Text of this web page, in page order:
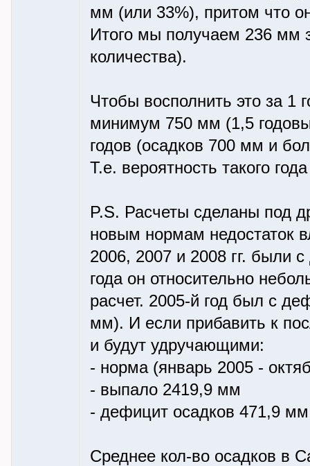
мм (или 33%), притом что
Итого мы получаем 236 мм
количества).
Чтобы восполнить это за 1
минимум 750 мм (1,5
годов (осадков 700 мм и
Т.е. вероятность такого
P.S. Расчеты сделаны под
новым нормам недостаток
2006, 2007 и 2008 гг. были
года он относительно
расчет. 2005-й год был с
мм). И если прибавить к
и будут удручающими:
- норма (январь 2005 -
- выпало 2419,9 мм
- дефицит осадков 471,9
Среднее кол-во осадков в